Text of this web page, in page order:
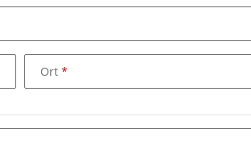
Ort